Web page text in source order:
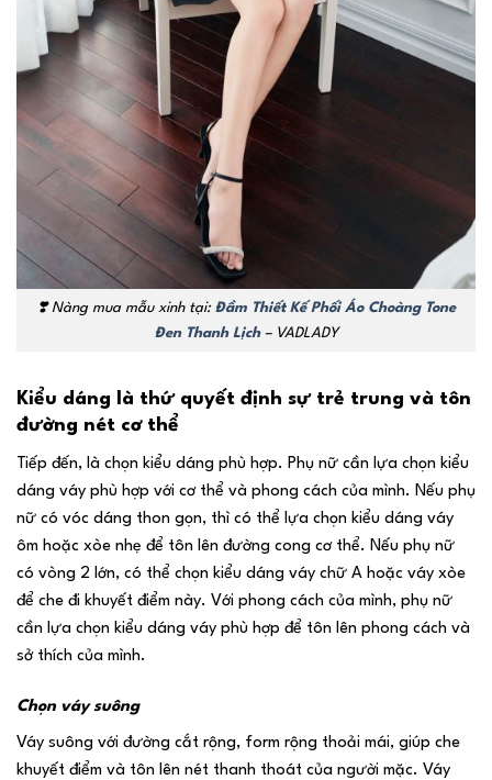
❣️Nàng mua mẫu xinh tại: Đầm Thiết Kế Phối Áo Choàng Tone
Đen Thanh Lịch– VADLADY
Kiểu dáng là thứ quyết định sự trẻ trung và tôn
đường nét cơ thể
Tiếp đến, là chọn kiểu dáng phù hợp. Phụ nữ cần lựa chọn kiểu
dáng váy phù hợp với cơ thể và phong cách của mình. Nếu phụ
nữ có vóc dáng thon gọn, thì có thể lựa chọn kiểu dáng váy
ôm hoặc xòe nhẹ để tôn lên đường cong cơ thể. Nếu phụ nữ
có vòng 2 lớn, có thể chọn kiểu dáng váy chữ A hoặc váy xòe
để che đi khuyết điểm này. Với phong cách của mình, phụ nữ
cần lựa chọn kiểu dáng váy phù hợp để tôn lên phong cách và
sở thích của mình.
Chọn váy suông
Váy suông với đường cắt rộng, form rộng thoải mái, giúp che
khuyết điểm và tôn lên nét thanh thoát của người mặc. Váy